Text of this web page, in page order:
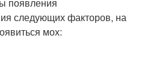
следующих факторов, на
мох: